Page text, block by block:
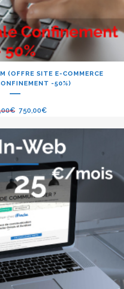
(OFFRE SITE E-COMMERCE
-50%)
€ 750,00€